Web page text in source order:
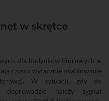
w skrętce
dla budynków biurowych w
często wyłącznie okablowanie
W sytuacji, gdy do
należy sygnał